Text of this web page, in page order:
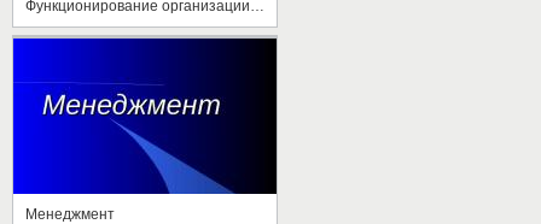
Менеджмент